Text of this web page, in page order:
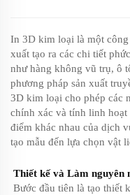
In 3D kim loại là một công
xuất tạo ra các chi tiết
như hàng không vũ trụ, ô
phương pháp sản xuất
3D kim loại cho phép các
chính xác và tính linh
điểm khác nhau của dịch
tạo mẫu đến lựa chọn vật
Thiết kế và Làm nguyên
Bước đầu tiên là tạo thiết